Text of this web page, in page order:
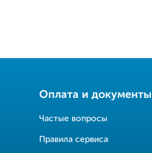
Оплата и документы
Частые вопросы
Правила сервиса